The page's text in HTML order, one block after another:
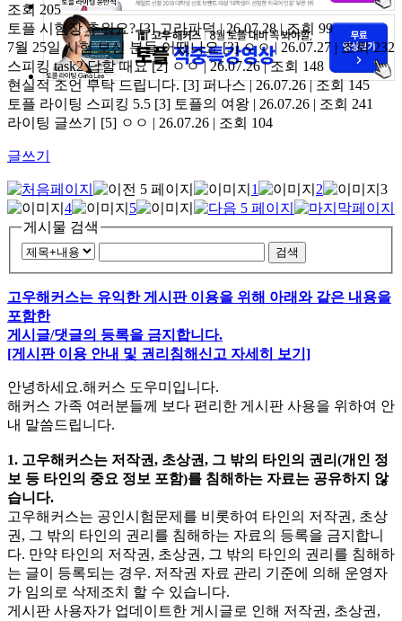
조회 205
토플 시험장 추워요?[3] 고라파덕 | 26.07.28 | 조회 99
7월 25일 시험 보신 분들 어땠나요[3] ㅇㅇ | 26.07.27 | 조회 232
스피킹 task2 답할 때요[2] ㅇㅇ | 26.07.26 | 조회 148
현실적 조언 부탁 드립니다.[3] 퍼나스 | 26.07.26 | 조회 145
토플 라이팅 스피킹 5.5 [3] 토플의 여왕 | 26.07.26 | 조회 241
라이팅 글쓰기 [5] ㅇㅇ | 26.07.26 | 조회 104
글쓰기
1 2
3
4
5
게시물 검색
검색
고우해커스는 유익한 게시판 이용을 위해 아래와 같은 내용을
포함한
게시글/댓글의 등록을 금지합니다.
[게시판 이용 안내 및 권리침해신고 자세히 보기]
안녕하세요.해커스 도우미입니다.
해커스 가족 여러분들께 보다 편리한 게시판 사용을 위하여 안
내 말씀드립니다.
1. 고우해커스는 저작권, 초상권, 그 밖의 타인의 권리(개인 정
보 등 타인의 중요 정보 포함)를 침해하는 자료는 공유하지 않
습니다.
고우해커스는 공인시험문제를 비롯하여 타인의 저작권, 초상
권, 그 밖의 타인의 권리를 침해하는 자료의 등록을 금지합니
다. 만약 타인의 저작권, 초상권, 그 밖의 타인의 권리를 침해하
는 글이 등록되는 경우. 저작권 자료 관리 기준에 의해 운영자
가 임의로 삭제조치 할 수 있습니다.
게시판 사용자가 업데이트한 게시글로 인해 저작권, 초상권,